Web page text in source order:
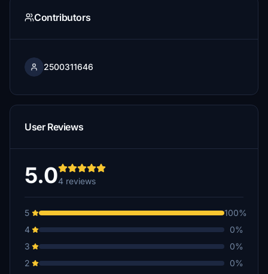
Contributors
2500311646
User Reviews
5.04 reviews
5
100%
4
0%
3
0%
2
0%